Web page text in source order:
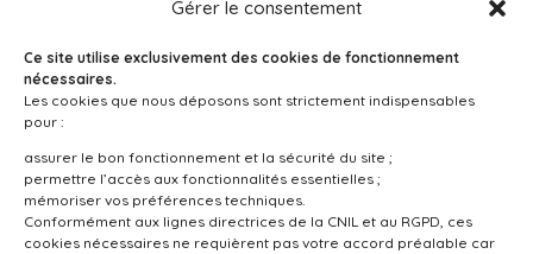
Gérer le consentement
Ce site utilise exclusivement des cookies de fonctionnement
nécessaires.
Les cookies que nous déposons sont strictement indispensables
pour :
assurer le bon fonctionnement et la sécurité du site ;
permettre l’accès aux fonctionnalités essentielles ;
mémoriser vos préférences techniques.
Conformément aux lignes directrices de la CNIL et au RGPD, ces
cookies nécessaires ne requièrent pas votre accord préalable car
Réalisations
Nous recrutons
Linkedin